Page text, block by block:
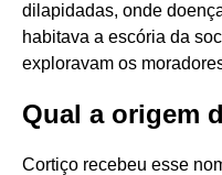
dilapidadas, onde
habitava a escória da
exploravam os
Qual a origem
Cortiço recebeu esse